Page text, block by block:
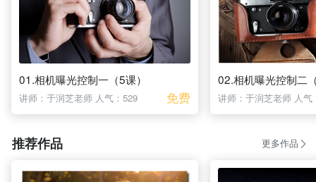
01.相机曝光控制一（5课）
讲师：于润芝老师 人气：529 免费
02.相机曝光控制二
讲师：于润芝老师 人气
推荐作品 更多作品